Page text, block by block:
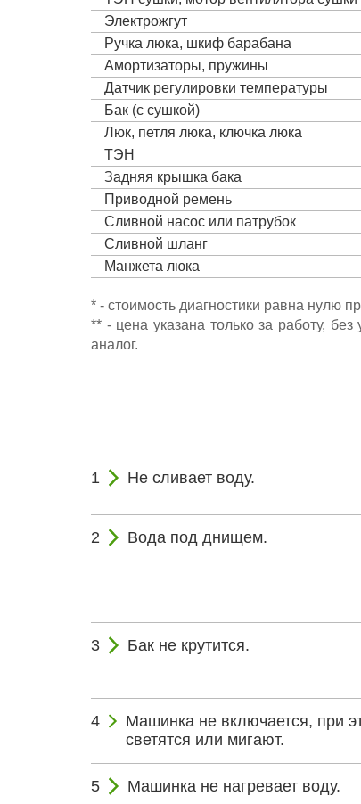
Электрожгут
Ручка люка, шкиф барабана
Амортизаторы, пружины
Датчик регулировки температуры
Бак (с сушкой)
Люк, петля люка, ключка люка
ТЭН
Задняя крышка бака
Приводной ремень
Сливной насос или патрубок
Сливной шланг
Манжета люка
* - стоимость диагностики равна нулю
** - цена указана только за работу,
аналог.
Не сливает воду.
Вода под днищем.
Бак не крутится.
Машинка не включается, при
светятся или мигают.
Машинка не нагревает воду.